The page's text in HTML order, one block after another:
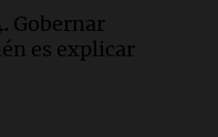
Gobernar
es explicar